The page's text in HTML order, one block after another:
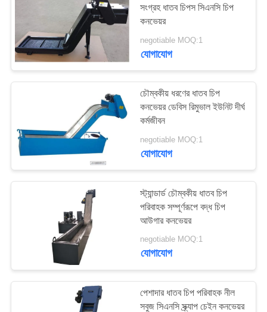
আবেদন
সাইট
ম্যাপ
PRIVACY
POLICY
সংগ্রহ ধাতব চিপস সিএনসি চিপ
কনভেয়র
negotiable MOQ:1
যোগাযোগ
চৌম্বকীয় ধরণের ধাতব চিপ
কনভেয়র ডেবিস রিমুভাল ইউনিট দীর্ঘ
কর্মজীবন
negotiable MOQ:1
যোগাযোগ
স্ট্যান্ডার্ড চৌম্বকীয় ধাতব চিপ
পরিবাহক সম্পূর্ণরূপে বদ্ধ চিপ
আউগার কনভেয়র
negotiable MOQ:1
যোগাযোগ
পেশাদার ধাতব চিপ পরিবাহক নীল
সবুজ সিএনসি স্ক্র্যাপ চেইন কনভেয়র